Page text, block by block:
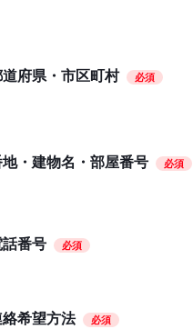
府県・市区町村 必須
・建物名・部屋番号 必須
話番号 必須
希望方法 必須